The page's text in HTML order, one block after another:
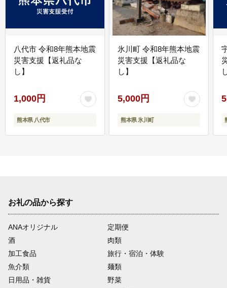
八代市 令和8年熊本地震
災害支援【返礼品な
し】
1,000円
熊本県 八代市
氷川町 令和8年熊本地震
災害支援【返礼品な
し】
5,000円
熊本県 氷川町
お礼の品から探す
ANAオリジナル
定期便
酒
肉類
加工食品
旅行・宿泊・体験
魚介類
麺類
日用品・雑貨
野菜